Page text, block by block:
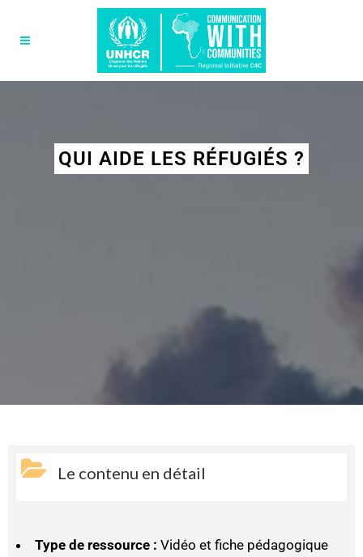
QUI AIDE LES RÉFUGIÉS ?
Le contenu en détail
Type de ressource : Vidéo et fiche pédagogique